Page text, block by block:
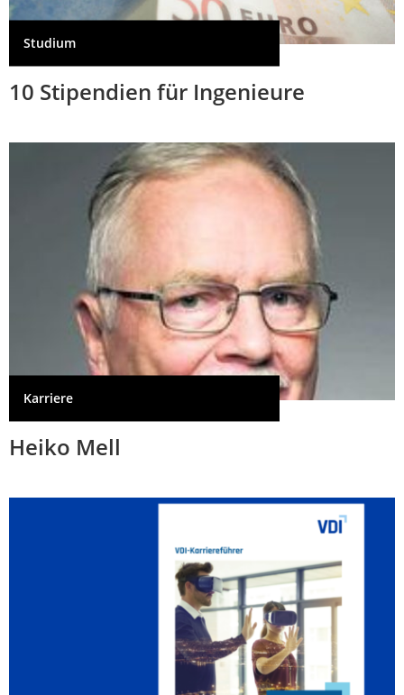
Studium
10 Stipendien für Ingenieure
Karriere
Heiko Mell